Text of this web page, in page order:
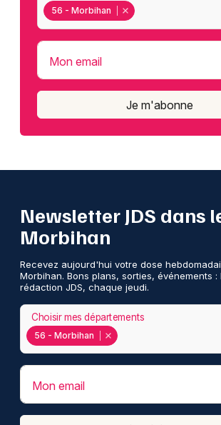
56 - Morbihan
Mon email
Je m'abonne
Newsletter JDS dans
Morbihan
Recevez aujourd'hui votre dose
Morbihan. Bons plans, sorties, événements
rédaction JDS, chaque jeudi.
56 - Morbihan
Choisir mes départements
Mon email